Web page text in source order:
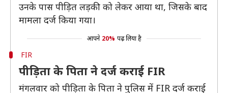
उनके पास पीड़ित लड़की को लेकर आया था, जिसके बाद
मामला दर्ज किया गया।
आपने 20% पढ़ लिया है
FIR
पीड़िता के पिता ने दर्ज कराई FIR
मंगलवार को पीड़िता के पिता ने पुलिस में FIR दर्ज कराई